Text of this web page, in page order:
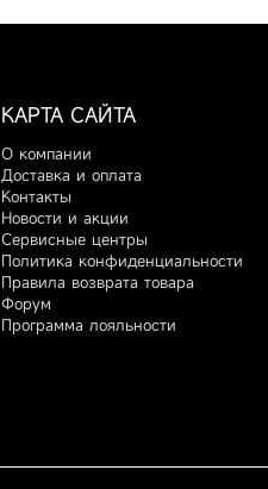
КАРТА САЙТА
О компании
Доставка и оплата
Контакты
Новости и акции
Сервисные центры
Политика конфиденциальности
Правила возврата товара
Форум
Программа лояльности